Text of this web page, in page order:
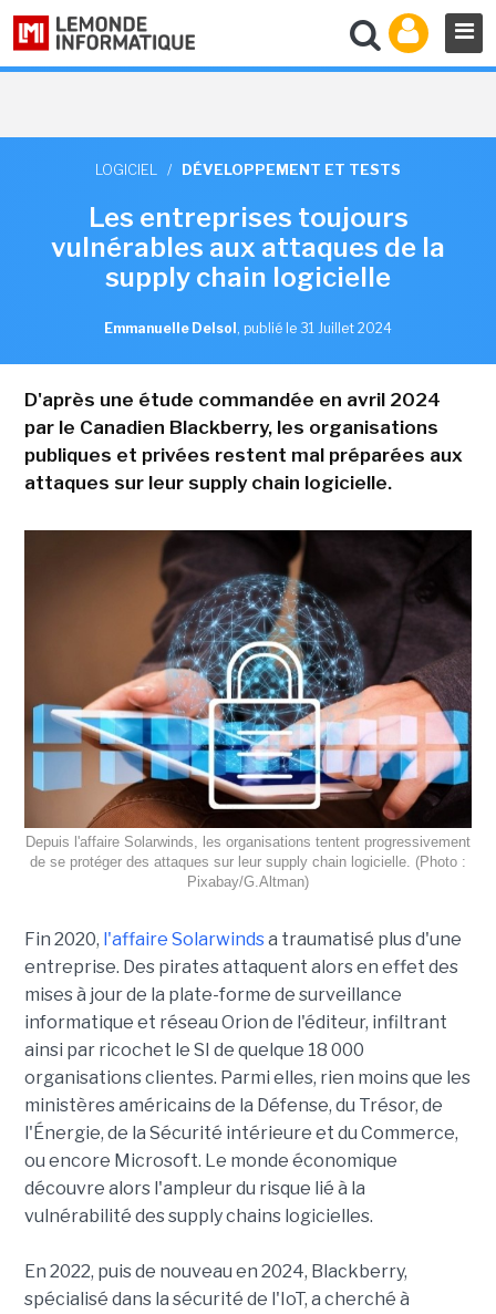
LOGICIEL / DÉVELOPPEMENT ET TESTS
Les entreprises toujours
vulnérables aux attaques de la
supply chain logicielle
Emmanuelle Delsol , publié le 31 Juillet 2024
D'après une étude commandée en avril 2024
par le Canadien Blackberry, les organisations
publiques et privées restent mal préparées aux
attaques sur leur supply chain logicielle.
Depuis l'affaire Solarwinds, les organisations tentent progressivement
de se protéger des attaques sur leur supply chain logicielle. (Photo :
Pixabay/G.Altman)
Fin 2020, l'affaire Solarwindsa traumatisé plus d'une
entreprise. Des pirates attaquent alors en effet des
mises à jour de la plate-forme de surveillance
informatique et réseau Orion de l'éditeur, infiltrant
ainsi par ricochet le SI de quelque 18 000
organisations clientes. Parmi elles, rien moins que les
ministères américains de la Défense, du Trésor, de
l'Énergie, de la Sécurité intérieure et du Commerce,
ou encore Microsoft. Le monde économique
découvre alors l'ampleur du risque lié à la
vulnérabilité des supply chains logicielles.
En 2022, puis de nouveau en 2024, Blackberry,
spécialisé dans la sécurité de l'IoT, a cherché à